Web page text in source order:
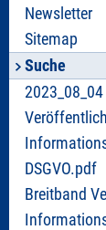
Newsletter
Sitemap
Suche
DSGVO.pdf
Breitband